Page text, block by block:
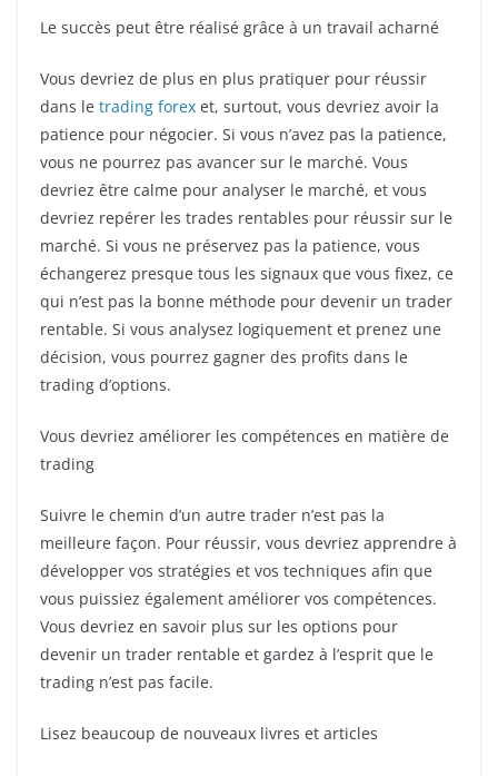
Le succès peut être réalisé grâce à un travail acharné
Vous devriez de plus en plus pratiquer pour réussir
dans le trading forex et, surtout, vous devriez avoir la
patience pour négocier. Si vous n’avez pas la patience,
vous ne pourrez pas avancer sur le marché. Vous
devriez être calme pour analyser le marché, et vous
devriez repérer les trades rentables pour réussir sur le
marché. Si vous ne préservez pas la patience, vous
échangerez presque tous les signaux que vous fixez, ce
qui n’est pas la bonne méthode pour devenir un trader
rentable. Si vous analysez logiquement et prenez une
décision, vous pourrez gagner des profits dans le
trading d’options.
Vous devriez améliorer les compétences en matière de
trading
Suivre le chemin d’un autre trader n’est pas la
meilleure façon. Pour réussir, vous devriez apprendre à
développer vos stratégies et vos techniques afin que
vous puissiez également améliorer vos compétences.
Vous devriez en savoir plus sur les options pour
devenir un trader rentable et gardez à l’esprit que le
trading n’est pas facile.
Lisez beaucoup de nouveaux livres et articles